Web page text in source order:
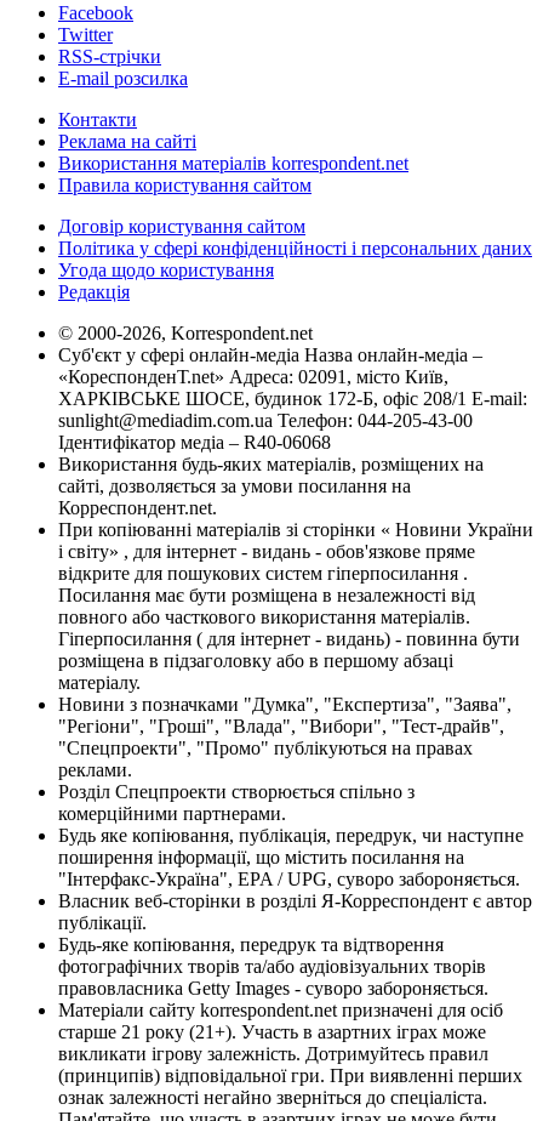
Facebook
Twitter
RSS-стрічки
E-mail розсилка
Контакти
Реклама на сайті
Використання матеріалів korrespondent.net
Правила користування сайтом
Договір користування сайтом
Політика у сфері конфіденційності і персональних даних
Угода щодо користування
Редакція
© 2000-2026, Korrespondent.net
Суб'єкт у сфері онлайн-медіа Назва онлайн-медіа –
«КореспонденТ.net» Адреса: 02091, місто Київ,
ХАРКІВСЬКЕ ШОСЕ, будинок 172-Б, офіс 208/1 E-mail:
sunlight@mediadim.com.ua Телефон: 044-205-43-00
Ідентифікатор медіа – R40-06068
Використання будь-яких матеріалів, розміщених на
сайті, дозволяється за умови посилання на
Корреспондент.net.
При копіюванні матеріалів зі сторінки « Новини України
і світу» , для інтернет - видань - обов'язкове пряме
відкрите для пошукових систем гіперпосилання .
Посилання має бути розміщена в незалежності від
повного або часткового використання матеріалів.
Гіперпосилання ( для інтернет - видань) - повинна бути
розміщена в підзаголовку або в першому абзаці
матеріалу.
Новини з позначками "Думка", "Експертиза", "Заява",
"Регіони", "Гроші", "Влада", "Вибори", "Тест-драйв",
"Спецпроекти", "Промо" публікуються на правах
реклами.
Розділ Спецпроекти створюється спільно з
комерційними партнерами.
Будь яке копіювання, публікація, передрук, чи наступне
поширення інформації, що містить посилання на
"Інтерфакс-Україна", EPA / UPG, суворо забороняється.
Власник веб-сторінки в розділі Я-Корреспондент є автор
публікації.
Будь-яке копіювання, передрук та відтворення
фотографічних творів та/або аудіовізуальних творів
правовласника Getty Images - суворо забороняється.
Матеріали сайту korrespondent.net призначені для осіб
старше 21 року (21+). Участь в азартних іграх може
викликати ігрову залежність. Дотримуйтесь правил
(принципів) відповідальної гри. При виявленні перших
ознак залежності негайно зверніться до спеціаліста.